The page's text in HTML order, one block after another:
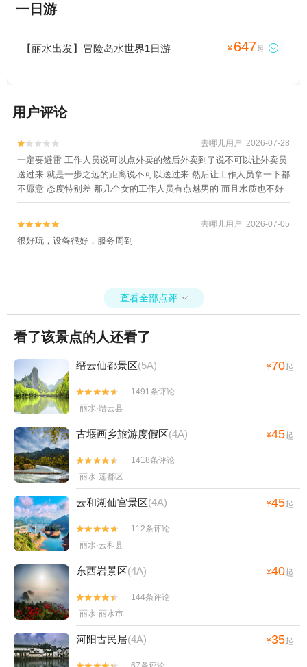
一日游
【丽水出发】冒险岛水世界1日游 ¥ 647起 
用户评论

 去哪儿用户 2026-07-28
一定要避雷 工作人员说可以点外卖的然后外卖到了说不可以让外卖员
送过来 就是一步之远的距离说不可以送过来 然后让工作人员拿一下都
不愿意 态度特别差 那几个女的工作人员有点魅男的 而且水质也不好

 去哪儿用户 2026-07-05
很好玩，设备很好，服务周到
查看全部点评 
看了该景点的人还看了
缙云仙都景区(5A) ¥70起


1491条评论
丽水·缙云县
古堰画乡旅游度假区(4A) ¥45起


1418条评论
丽水·莲都区
云和湖仙宫景区(4A) ¥45起


112条评论
丽水·云和县
东西岩景区(4A) ¥40起


144条评论
丽水·丽水市
河阳古民居(4A) ¥35起